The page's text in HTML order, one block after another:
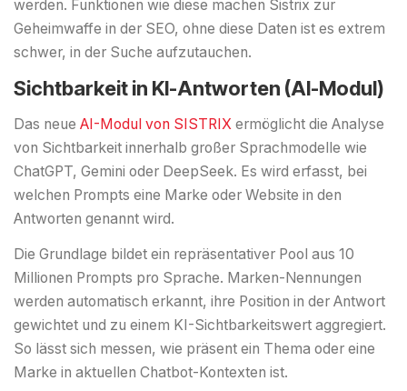
werden. Funktionen wie diese machen Sistrix zur
Geheimwaffe in der SEO, ohne diese Daten ist es extrem
schwer, in der Suche aufzutauchen.
Sichtbarkeit in KI-Antworten (AI-Modul)
Das neue AI-Modul von SISTRIX ermöglicht die Analyse
von Sichtbarkeit innerhalb großer Sprachmodelle wie
ChatGPT, Gemini oder DeepSeek. Es wird erfasst, bei
welchen Prompts eine Marke oder Website in den
Antworten genannt wird.
Die Grundlage bildet ein repräsentativer Pool aus 10
Millionen Prompts pro Sprache. Marken-Nennungen
werden automatisch erkannt, ihre Position in der Antwort
gewichtet und zu einem KI-Sichtbarkeitswert aggregiert.
So lässt sich messen, wie präsent ein Thema oder eine
Marke in aktuellen Chatbot-Kontexten ist.